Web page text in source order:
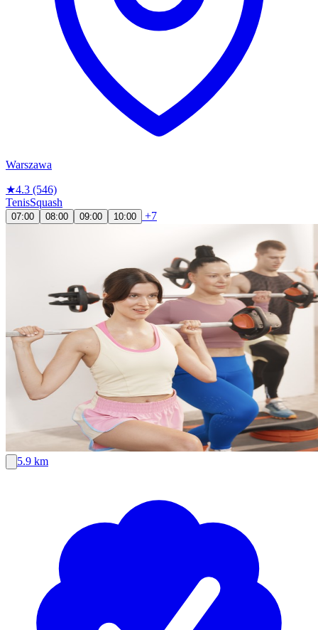
Warszawa
★4.3 (546)
TenisSquash
07:00 08:00 09:00 10:00 +7
5.9 km